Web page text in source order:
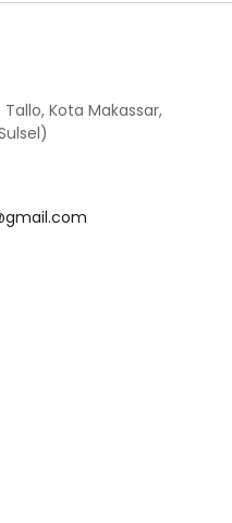
Tallo, Kota Makassar,